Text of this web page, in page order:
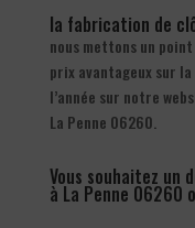
la fabrication de
nous mettons un
prix avantageux sur
l’année sur notre
La Penne 06260.
Vous souhaitez un
à La Penne 06260